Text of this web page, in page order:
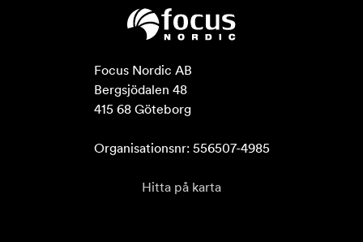
Focus Nordic AB
Bergsjödalen 48
415 68 Göteborg
Organisationsnr: 556507-4985
Hitta på karta